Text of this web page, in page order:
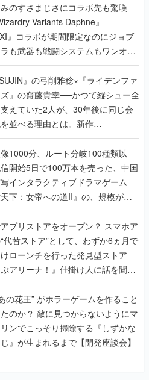
のすさまじさにコラボ先も驚嘆
Variants Daphne』
』コラボが期間限定なのにジョブ
も武器も戦闘システムもワンオフ
まれた理由を両ディレクターに聞
』の弓削雅稔×『ライデンファ
』の齋藤貴幸──かつて縦シュー全
えていた2人が、30年後に同じ会
並べる理由とは。新作
EXTREME』で初タッグを組
ェンド2人に訊く開発秘話
1000分、ルート分岐100種類以
信開始5日で100万本を売った、中国
インタラクティブドラマゲーム
天下：女帝への道II』の、規模が違
りをプロデューサーに聞いた
リストアをオープン？ スマホア
代替ストア”として、わずか6ヵ月で
ローンチを行った発見型ストア
ぷアリーナ！』仕掛け人に話を聞い
の花王” がホラーゲームを作ること
見つからないようにマ
ンでこっそり掃除する『しずかな
』が生まれるまで【開発座談会】